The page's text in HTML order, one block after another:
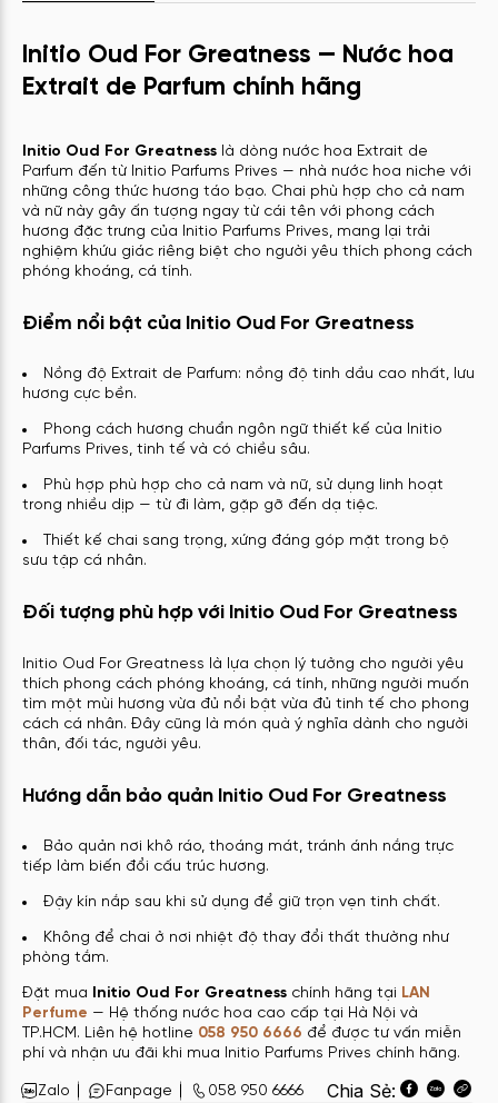
Initio Oud For Greatness — Nước hoa
Extrait de Parfum chính hãng
Initio Oud For Greatness là dòng nước hoa Extrait de
Parfum đến từ Initio Parfums Prives — nhà nước hoa niche với
những công thức hương táo bạo. Chai phù hợp cho cả nam
và nữ này gây ấn tượng ngay từ cái tên với phong cách
hương đặc trưng của Initio Parfums Prives, mang lại trải
nghiệm khứu giác riêng biệt cho người yêu thích phong cách
phóng khoáng, cá tính.
Điểm nổi bật của Initio Oud For Greatness
Nồng độ Extrait de Parfum: nồng độ tinh dầu cao nhất, lưu
hương cực bền.
Phong cách hương chuẩn ngôn ngữ thiết kế của Initio
Parfums Prives, tinh tế và có chiều sâu.
Phù hợp phù hợp cho cả nam và nữ, sử dụng linh hoạt
trong nhiều dịp — từ đi làm, gặp gỡ đến dạ tiệc.
Thiết kế chai sang trọng, xứng đáng góp mặt trong bộ
sưu tập cá nhân.
Đối tượng phù hợp với Initio Oud For Greatness
Initio Oud For Greatness là lựa chọn lý tưởng cho người yêu
thích phong cách phóng khoáng, cá tính, những người muốn
tìm một mùi hương vừa đủ nổi bật vừa đủ tinh tế cho phong
cách cá nhân. Đây cũng là món quà ý nghĩa dành cho người
thân, đối tác, người yêu.
Hướng dẫn bảo quản Initio Oud For Greatness
Bảo quản nơi khô ráo, thoáng mát, tránh ánh nắng trực
tiếp làm biến đổi cấu trúc hương.
Đậy kín nắp sau khi sử dụng để giữ trọn vẹn tinh chất.
Không để chai ở nơi nhiệt độ thay đổi thất thường như
phòng tắm.
Đặt mua Initio Oud For Greatness chính hãng tại LAN
Perfume — Hệ thống nước hoa cao cấp tại Hà Nội và
TP.HCM. Liên hệ hotline 058 950 6666 để được tư vấn miễn
phí và nhận ưu đãi khi mua Initio Parfums Prives chính hãng.
Zalo Fanpage 058 950 6666 Chia Sẻ: